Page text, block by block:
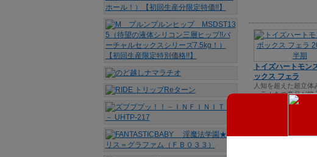
トイズハートモン
ックス フェラ
人知を超えた超立体
ェラ！あの商品が箱
なって帰ってきた！